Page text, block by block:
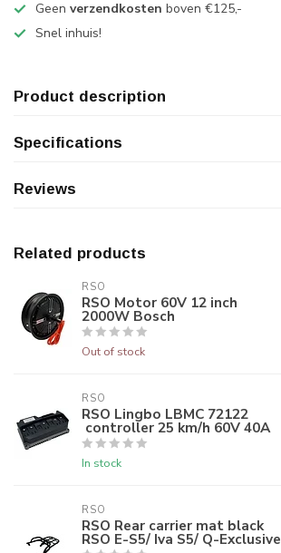
Geen verzendkosten boven €125,-
Snel inhuis!
Product description
Specifications
Reviews
Related products
RSO
RSO Motor 60V 12 inch
2000W Bosch
Out of stock
RSO
RSO Lingbo LBMC 72122
controller 25 km/h 60V 40A
In stock
RSO
RSO Rear carrier mat black
RSO E-S5/ Iva S5/ Q-Exclusive